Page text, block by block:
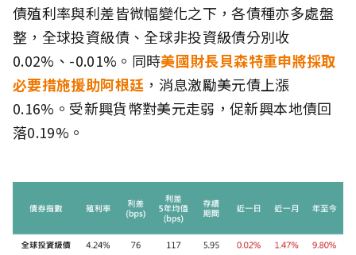
債殖利率與利差皆微幅變化之下，各債種亦多處盤
整，全球投資級債、全球非投資級債分別收
0.02%、-0.01%。同時美國財長貝森特重申將採取
必要措施援助阿根廷 ，消息激勵美元債上漲
0.16%。受新興貨幣對美元走弱，促新興本地債回
落0.19%。